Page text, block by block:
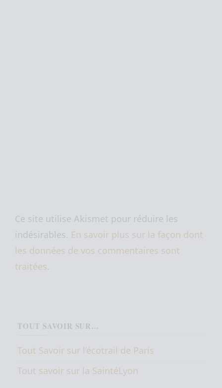
Ce site utilise Akismet pour réduire les
indésirables. En savoir plus sur la façon dont
les données de vos commentaires sont
traitées.
TOUT SAVOIR SUR…
Tout Savoir sur l’écotrail de Paris
Tout savoir sur la SaintéLyon